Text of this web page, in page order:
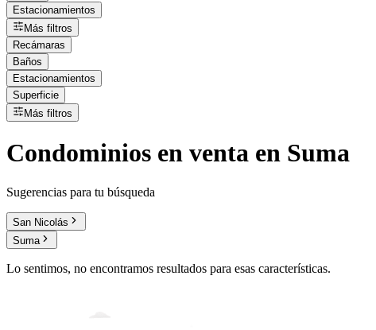
Estacionamientos
Más filtros
Recámaras
Baños
Estacionamientos
Superficie
Más filtros
Condominios en venta en Suma
Sugerencias para tu búsqueda
San Nicolás
Suma
Lo sentimos, no encontramos resultados para esas características.